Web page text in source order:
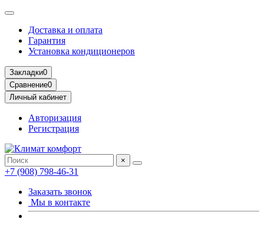
Доставка и оплата
Гарантия
Установка кондиционеров
Закладки0
Сравнение0
Личный кабинет
Авторизация
Регистрация
×
+7 (908) 798-46-31
Заказать звонок
Мы в контакте